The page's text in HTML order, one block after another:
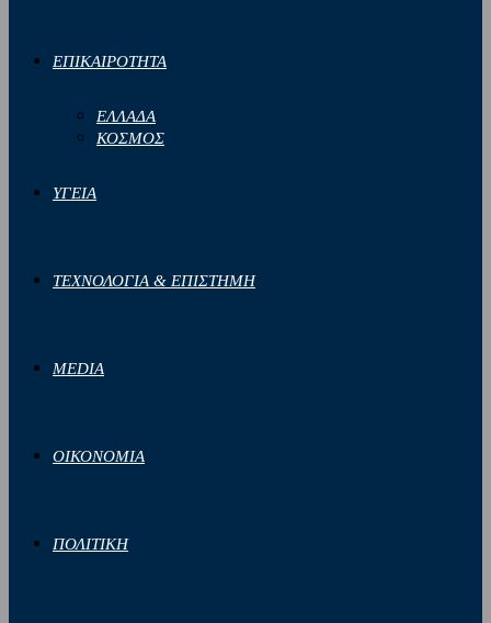
ΕΠΙΚΑΙΡΟΤΗΤΑ
ΕΛΛΑΔΑ
ΚΟΣΜΟΣ
ΥΓΕΙΑ
ΤΕΧΝΟΛΟΓΙΑ & ΕΠΙΣΤΗΜΗ
MEDIA
ΟΙΚΟΝΟΜΙΑ
ΠΟΛΙΤΙΚΗ